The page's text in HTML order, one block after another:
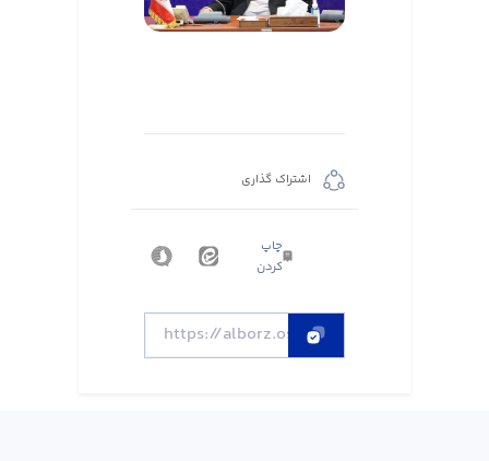
اشتراک گذاری
چاپ
کردن